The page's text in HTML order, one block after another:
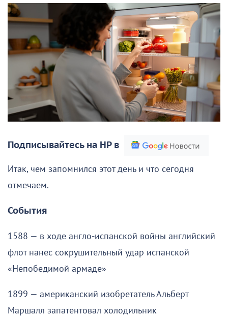
Подписывайтесь на НР в
Итак, чем запомнился этот день и что сегодня
отмечаем.
События
1588 — в ходе англо-испанской войны английский
флот нанес сокрушительный удар испанской
«Непобедимой армаде»
1899 — американский изобретатель Альберт
Маршалл запатентовал холодильник